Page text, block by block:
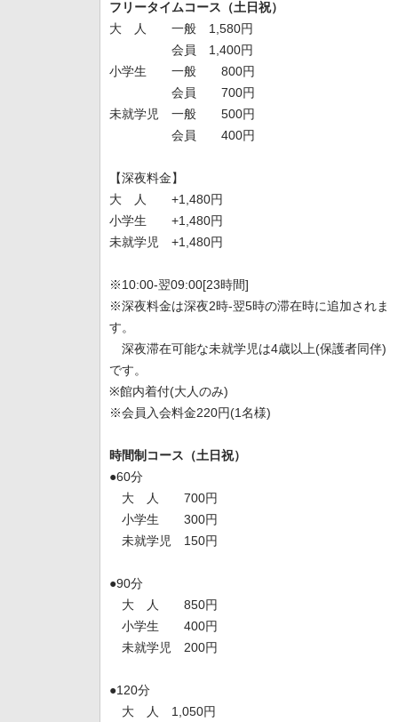
フリータイムコース（土日祝）
大 人 一般 1,580円
会員 1,400円
小学生 一般 800円
会員 700円
未就学児 一般 500円
会員 400円
【深夜料金】
大 人 +1,480円
小学生 +1,480円
未就学児 +1,480円
※10:00-翌09:00[23時間]
※深夜料金は深夜2時-翌5時の滞在時に追加されま
す。
深夜滞在可能な未就学児は4歳以上(保護者同伴)
です。
※館内着付(大人のみ)
※会員入会料金220円(1名様)
時間制コース（土日祝）
●60分
大 人 700円
小学生 300円
未就学児 150円
●90分
大 人 850円
小学生 400円
未就学児 200円
●120分
大 人 1,050円